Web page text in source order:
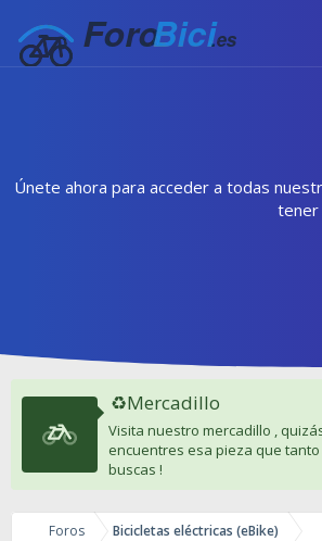
Únete ahora para acceder a todas
tener
♻️Mercadillo
Visita nuestro mercadillo ,
encuentres esa pieza que tanto
buscas !
Foros Bicicletas eléctricas (eBike)